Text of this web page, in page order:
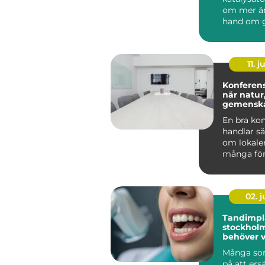
om mer
hand om
11.
när
En bra
handlar
om
många
karaktä...
02.
stockholm vad
behöver
Många